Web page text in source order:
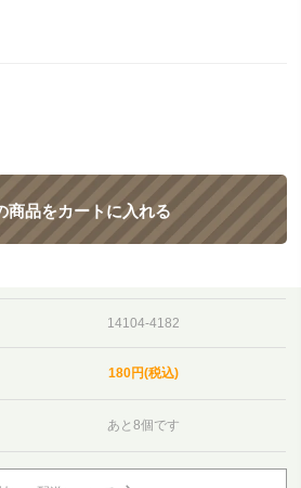
商品をカートに入れる
14104-4182
180円(税込)
あと8個です